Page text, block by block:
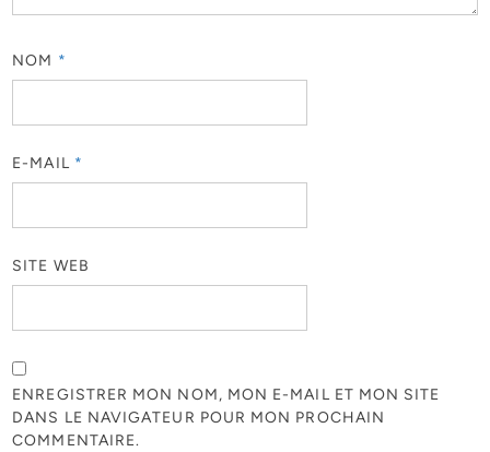
NOM *
E-MAIL *
SITE WEB
ENREGISTRER MON NOM, MON E-MAIL ET MON SITE
DANS LE NAVIGATEUR POUR MON PROCHAIN
COMMENTAIRE.